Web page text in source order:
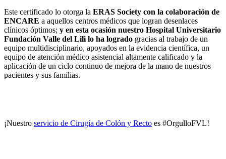
Este certificado lo otorga la ERAS Society con la colaboración de
ENCARE a aquellos centros médicos que logran desenlaces
clínicos óptimos; y en esta ocasión nuestro Hospital Universitario
Fundación Valle del Lili lo ha logrado gracias al trabajo de un
equipo multidisciplinario, apoyados en la evidencia científica, un
equipo de atención médico asistencial altamente calificado y la
aplicación de un ciclo continuo de mejora de la mano de nuestros
pacientes y sus familias.
¡Nuestro servicio de Cirugía de Colón y Recto es #OrgulloFVL!